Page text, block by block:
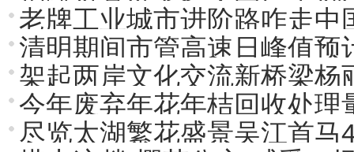
老牌工业城市进阶路咋走中
清明期间市管高速日峰值预
架起两岸文化交流新桥梁杨
今年废弃年花年桔回收处理
尽览太湖繁花盛景吴江首马